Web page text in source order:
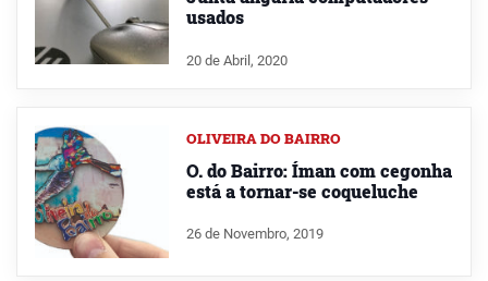
usados
20 de Abril, 2020
OLIVEIRA DO BAIRRO
O. do Bairro: Íman com cegonha
está a tornar-se coqueluche
26 de Novembro, 2019